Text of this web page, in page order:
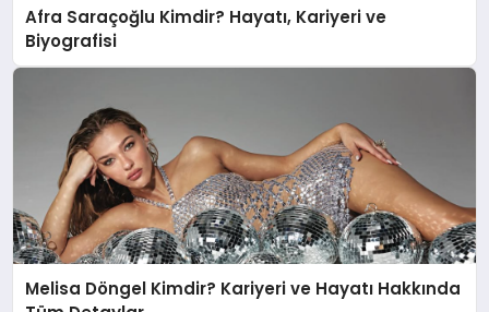
Afra Saraçoğlu Kimdir? Hayatı, Kariyeri ve
Biyografisi
Melisa Döngel Kimdir? Kariyeri ve Hayatı Hakkında